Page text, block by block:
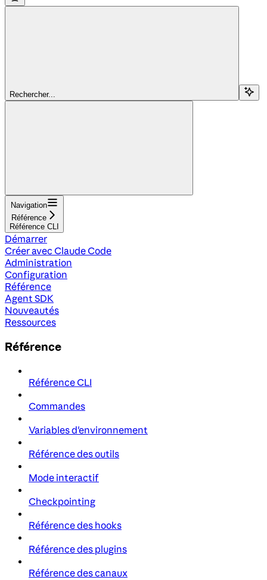
Rechercher...
Navigation
Référence
Référence CLI
Démarrer
Créer avec Claude Code
Administration
Configuration
Référence
Agent SDK
Nouveautés
Ressources
Référence
Référence CLI
Commandes
Variables d'environnement
Référence des outils
Mode interactif
Checkpointing
Référence des hooks
Référence des plugins
Référence des canaux